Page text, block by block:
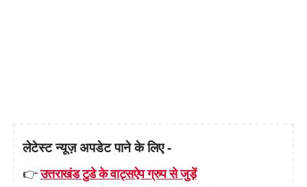
लेटेस्ट न्यूज़ अपडेट पाने के लिए -
👉उत्तराखंड टुडे के वाट्सऐप ग्रुप से जुड़ें